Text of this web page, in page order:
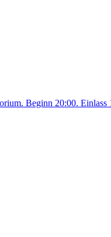
Beginn 20:00. Einlass